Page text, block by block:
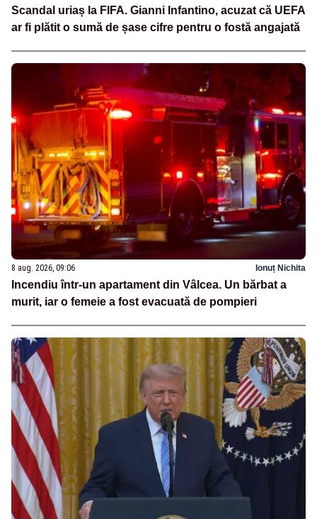
Scandal uriaș la FIFA. Gianni Infantino, acuzat că UEFA
ar fi plătit o sumă de șase cifre pentru o fostă angajată
8 aug. 2026, 09:06 Ionuț Nichita
Incendiu într-un apartament din Vâlcea. Un bărbat a
murit, iar o femeie a fost evacuată de pompieri